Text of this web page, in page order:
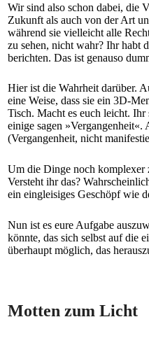
Wir sind also schon dabei, die
Zukunft als auch von der Art
während sie vielleicht alle
zu sehen, nicht wahr? Ihr habt
berichten. Das ist genauso
Hier ist die Wahrheit darüber.
eine Weise, dass sie ein 3D-
Tisch. Macht es euch leicht. Ihr
einige sagen
(Vergangenheit, nicht
Um die Dinge noch komplexer
Versteht ihr das?
ein eingleisiges Geschöpf wie
Nun ist es eure Aufgabe
könnte, das sich selbst auf die
überhaupt möglich, das
Motten zum Licht